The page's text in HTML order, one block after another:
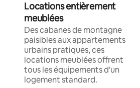
Locations entièrement
meublées
Des cabanes de montagne
paisibles aux appartements
urbains pratiques, ces
locations meublées offrent
tous les équipements d'un
logement standard.